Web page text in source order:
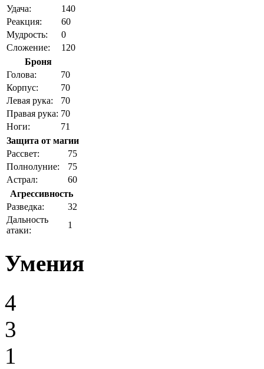
Удача:
140
Реакция:
60
Мудрость:
0
Сложение:
120
Броня
Голова:
70
Корпус:
70
Левая рука:
70
Правая рука: 70
Ноги:
71
Защита от магии
Рассвет:
75
Полнолуние:
75
Астрал:
60
Агрессивность
Разведка:
32
Дальность
атаки:
1
Умения
4
3
1